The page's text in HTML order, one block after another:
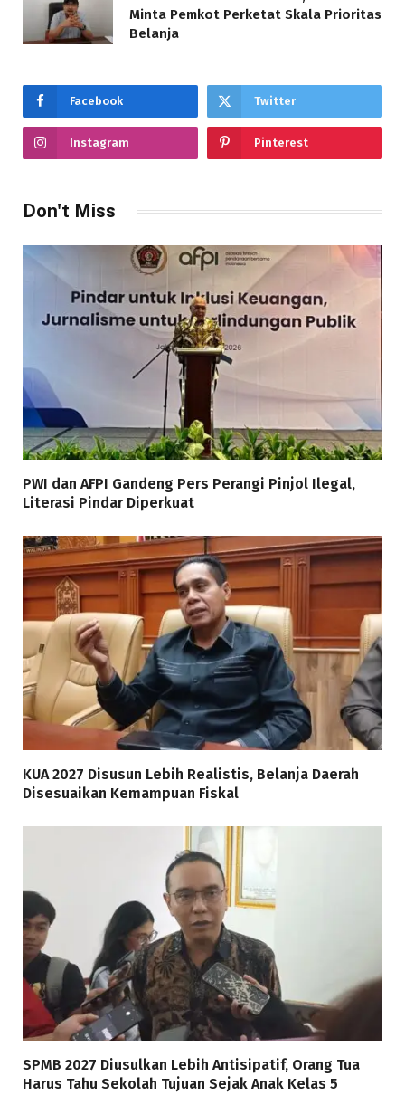
Minta Pemkot Perketat Skala Prioritas
Belanja
Facebook Twitter
Instagram Pinterest
Don't Miss
PWI dan AFPI Gandeng Pers Perangi Pinjol Ilegal,
Literasi Pindar Diperkuat
KUA 2027 Disusun Lebih Realistis, Belanja Daerah
Disesuaikan Kemampuan Fiskal
SPMB 2027 Diusulkan Lebih Antisipatif, Orang Tua
Harus Tahu Sekolah Tujuan Sejak Anak Kelas 5